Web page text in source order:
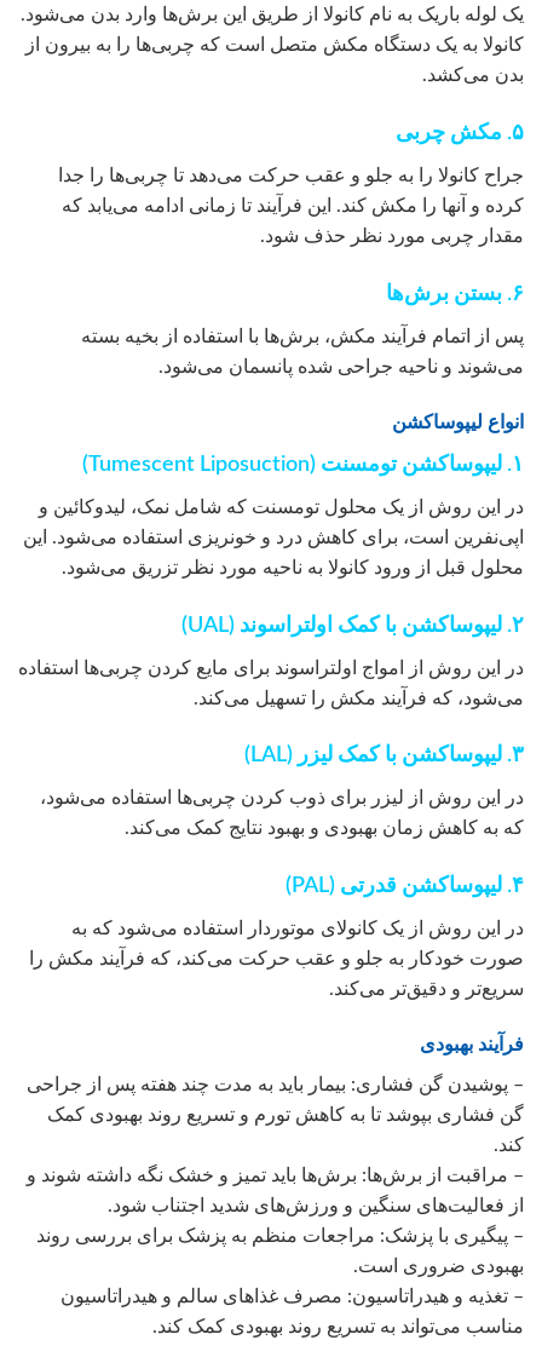
یک لوله باریک به نام کانولا از طریق این برش‌ها وارد بدن می‌شود.
کانولا به یک دستگاه مکش متصل است که چربی‌ها را به بیرون از
بدن می‌کشد.
۵. مکش چربی
جراح کانولا را به جلو و عقب حرکت می‌دهد تا چربی‌ها را جدا
کرده و آنها را مکش کند. این فرآیند تا زمانی ادامه می‌یابد که
مقدار چربی مورد نظر حذف شود.
۶. بستن برش‌ها
پس از اتمام فرآیند مکش، برش‌ها با استفاده از بخیه بسته
می‌شوند و ناحیه جراحی شده پانسمان می‌شود.
انواع لیپوساکشن
۱. لیپوساکشن تومسنت (Tumescent Liposuction)
در این روش از یک محلول تومسنت که شامل نمک، لیدوکائین و
اپی‌نفرین است، برای کاهش درد و خونریزی استفاده می‌شود. این
محلول قبل از ورود کانولا به ناحیه مورد نظر تزریق می‌شود.
۲. لیپوساکشن با کمک اولتراسوند (UAL)
در این روش از امواج اولتراسوند برای مایع کردن چربی‌ها استفاده
می‌شود، که فرآیند مکش را تسهیل می‌کند.
۳. لیپوساکشن با کمک لیزر (LAL)
در این روش از لیزر برای ذوب کردن چربی‌ها استفاده می‌شود،
که به کاهش زمان بهبودی و بهبود نتایج کمک می‌کند.
۴. لیپوساکشن قدرتی (PAL)
در این روش از یک کانولای موتوردار استفاده می‌شود که به
صورت خودکار به جلو و عقب حرکت می‌کند، که فرآیند مکش را
سریع‌تر و دقیق‌تر می‌کند.
فرآیند بهبودی
– پوشیدن گن فشاری: بیمار باید به مدت چند هفته پس از جراحی
گن فشاری بپوشد تا به کاهش تورم و تسریع روند بهبودی کمک
کند.
– مراقبت از برش‌ها: برش‌ها باید تمیز و خشک نگه داشته شوند و
از فعالیت‌های سنگین و ورزش‌های شدید اجتناب شود.
– پیگیری با پزشک: مراجعات منظم به پزشک برای بررسی روند
بهبودی ضروری است.
– تغذیه و هیدراتاسیون: مصرف غذاهای سالم و هیدراتاسیون
مناسب می‌تواند به تسریع روند بهبودی کمک کند.